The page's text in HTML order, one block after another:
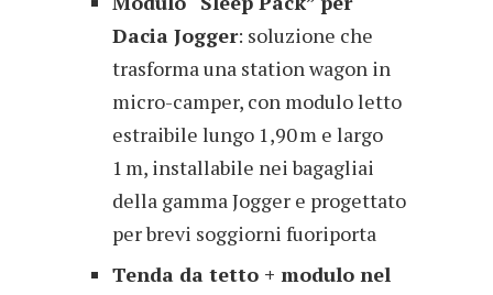
Dacia Jogger: soluzione che
trasforma una station wagon in
micro-camper, con modulo letto
estraibile lungo 1,90 m e largo
1 m, installabile nei bagagliai
della gamma Jogger e progettato
per brevi soggiorni fuoriporta
Tenda da tetto + modulo nel